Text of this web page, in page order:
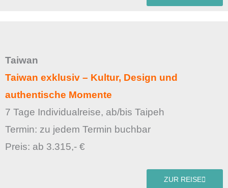
Taiwan
Taiwan exklusiv – Kultur, Design und
authentische Momente
7 Tage Individualreise, ab/bis Taipeh
Termin: zu jedem Termin buchbar
Preis: ab 3.315,- €
ZUR REISE